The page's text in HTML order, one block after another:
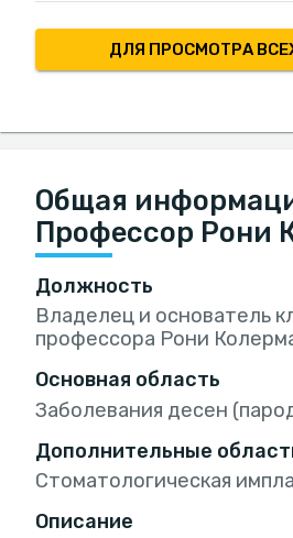
ДЛЯ ПРОСМОТРА
Общая
Профессор Рони
Должность
Владелец и основатель
профессора Рони
Основная область
Заболевания десен
Дополнительные
Стоматологическая
Описание